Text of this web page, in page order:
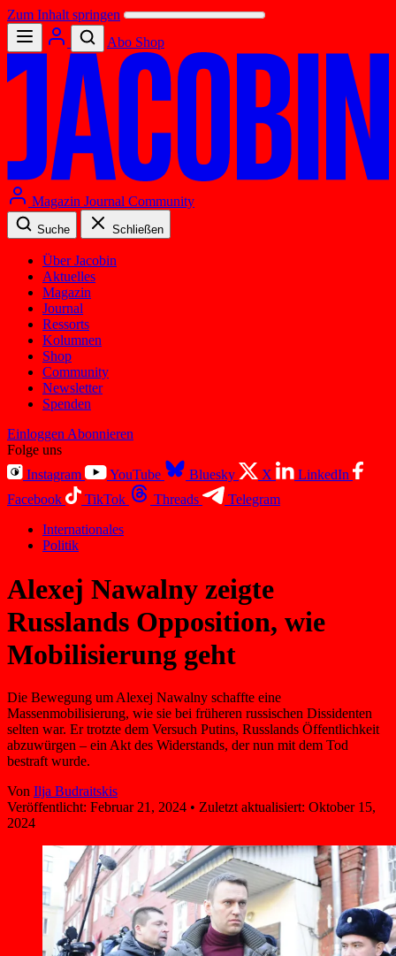
Zum Inhalt springen
Abo Shop
Magazin Journal Community
Suche Schließen
Über Jacobin
Aktuelles
Magazin
Journal
Ressorts
Kolumnen
Shop
Community
Newsletter
Spenden
Einloggen Abonnieren
Folge uns
Instagram
YouTube Bluesky X
LinkedIn
Facebook
TikTok Threads
Telegram
Internationales
Politik
Alexej Nawalny zeigte
Russlands Opposition, wie
Mobilisierung geht
Die Bewegung um Alexej Nawalny schaffte eine
Massenmobilisierung, wie sie bei früheren russischen Dissidenten
selten war. Er trotzte dem Versuch Putins, Russlands Öffentlichkeit
abzuwürgen – ein Akt des Widerstands, der nun mit dem Tod
bestraft wurde.
Von Ilja Budraitskis
Veröffentlicht: Februar 21, 2024 • Zuletzt aktualisiert: Oktober 15,
2024